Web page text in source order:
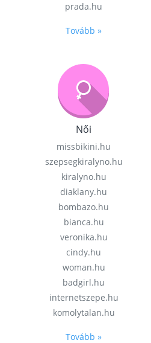
prada.hu
Tovább »
Női
missbikini.hu
szepsegkiralyno.hu
kiralyno.hu
diaklany.hu
bombazo.hu
bianca.hu
veronika.hu
cindy.hu
woman.hu
badgirl.hu
internetszepe.hu
komolytalan.hu
Tovább »